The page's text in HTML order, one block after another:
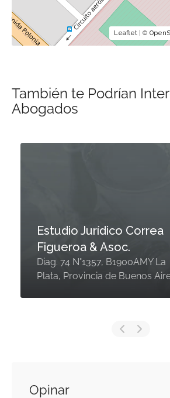
Leaflet | ©
También te Podrían
Abogados
Estudio Jurídico Correa
Figueroa & Asoc.
Diag. 74 N°1357, B1900AMY La
Plata, Provincia de Buenos
Opinar